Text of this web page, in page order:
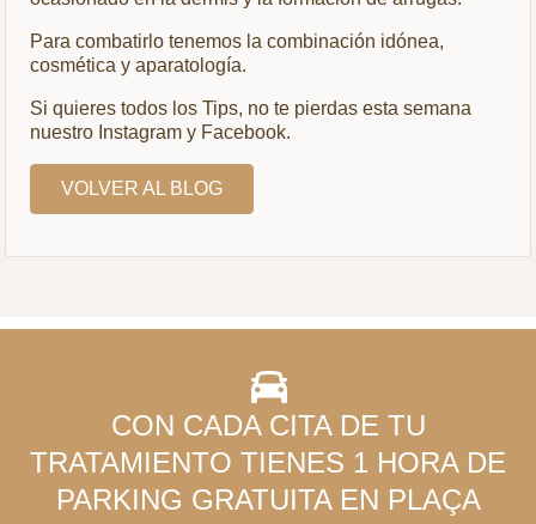
Para combatirlo tenemos la combinación idónea,
cosmética y aparatología.
Si quieres todos los Tips, no te pierdas esta semana
nuestro Instagram y Facebook.
VOLVER AL BLOG
CON CADA CITA DE TU
TRATAMIENTO TIENES 1 HORA DE
PARKING GRATUITA EN PLAÇA